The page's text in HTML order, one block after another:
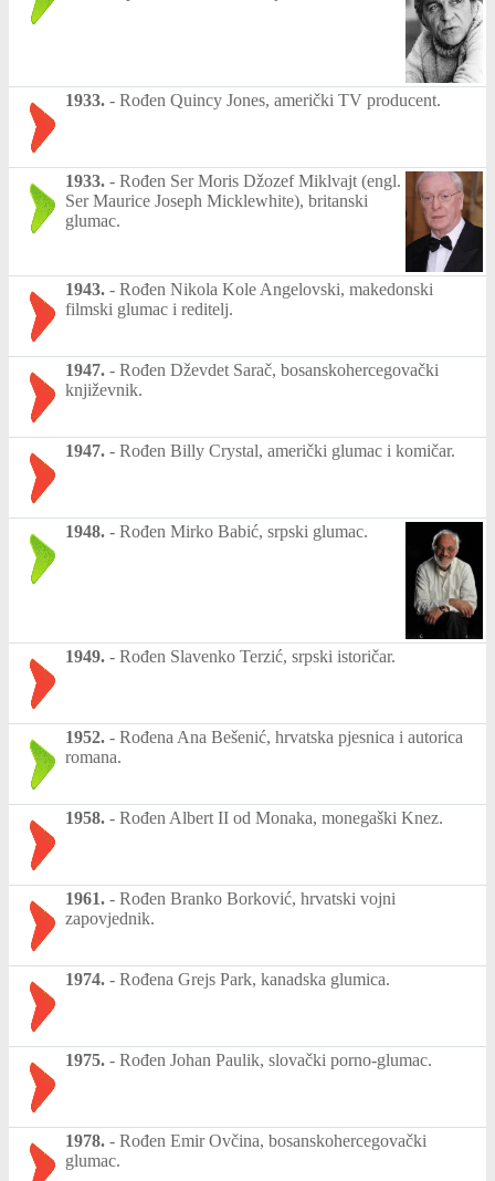
1933. - Rođen Quincy Jones, američki TV producent.
1933. - Rođen Ser Moris Džozef Miklvajt (engl.
Ser Maurice Joseph Micklewhite), britanski
glumac.
1943. - Rođen Nikola Kole Angelovski, makedonski
filmski glumac i reditelj.
1947. - Rođen Dževdet Sarač, bosanskohercegovački
književnik.
1947. - Rođen Billy Crystal, američki glumac i komičar.
1948. - Rođen Mirko Babić, srpski glumac.
1949. - Rođen Slavenko Terzić, srpski istoričar.
1952. - Rođena Ana Bešenić, hrvatska pjesnica i autorica
romana.
1958. - Rođen Albert II od Monaka, monegaški Knez.
1961. - Rođen Branko Borković, hrvatski vojni
zapovjednik.
1974. - Rođena Grejs Park, kanadska glumica.
1975. - Rođen Johan Paulik, slovački porno-glumac.
1978. - Rođen Emir Ovčina, bosanskohercegovački
glumac.